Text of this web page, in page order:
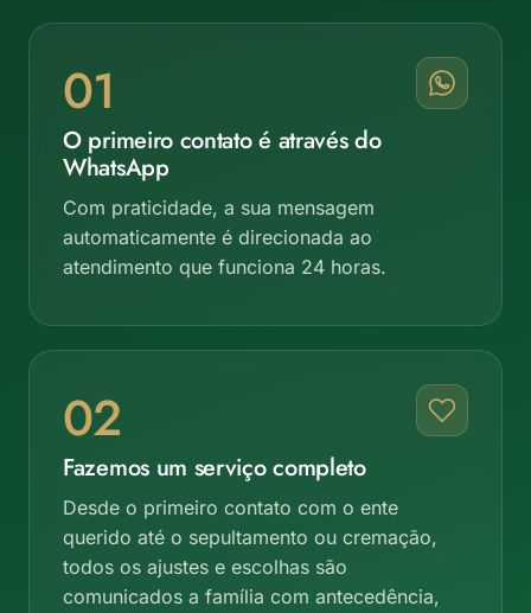
01
O primeiro contato é através do
WhatsApp
Com praticidade, a sua mensagem
automaticamente é direcionada ao
atendimento que funciona 24 horas.
02
Fazemos um serviço completo
Desde o primeiro contato com o ente
querido até o sepultamento ou cremação,
todos os ajustes e escolhas são
comunicados a família com antecedência,